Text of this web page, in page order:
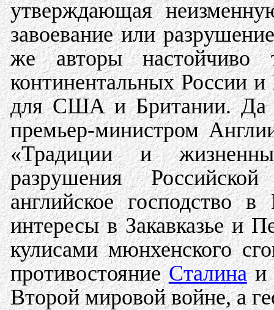
утверждающая
завоевание или
же авторы настойчиво
континентальных России и
для США и Британии. Да
премьер-министром
«Традиции и
разрушения
английское господство
интересы в Закавказье и
кулисами мюнхенского
противостояниеСталинаи
Второй мировой войне, а